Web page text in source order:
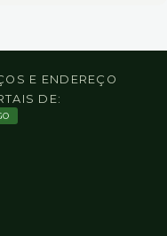
E ENDEREÇO
DE: